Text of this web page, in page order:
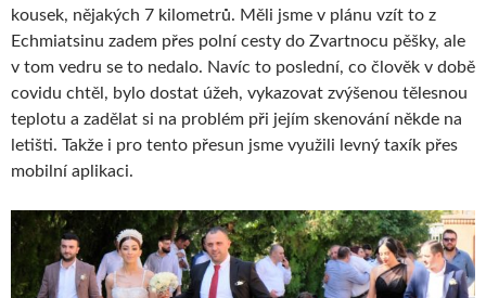
kousek, nějakých 7 kilometrů. Měli jsme v plánu vzít to z
Echmiatsinu zadem přes polní cesty do Zvartnocu pěšky, ale
v tom vedru se to nedalo. Navíc to poslední, co člověk v době
covidu chtěl, bylo dostat úžeh, vykazovat zvýšenou tělesnou
teplotu a zadělat si na problém při jejím skenování někde na
letišti. Takže i pro tento přesun jsme využili levný taxík přes
mobilní aplikaci.